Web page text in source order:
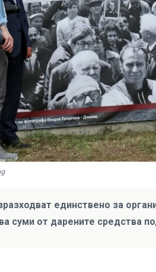
единствено за
суми от дарените средства